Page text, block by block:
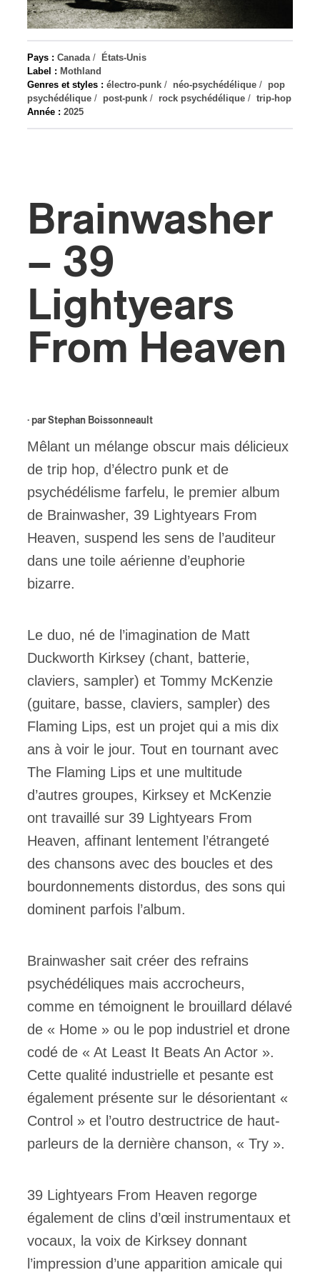
Pays : Canada/
États-Unis
Label : Mothland
Genres et styles : électro-punk / néo-psychédélique / pop
psychédélique / post-punk / rock psychédélique / trip-hop
Année : 2025
Brainwasher
– 39
Lightyears
From Heaven
· parStephan Boissonneault
Mêlant un mélange obscur mais délicieux
de trip hop, d’électro punk et de
psychédélisme farfelu, le premier album
de Brainwasher, 39 Lightyears From
Heaven, suspend les sens de l’auditeur
dans une toile aérienne d’euphorie
bizarre.
Le duo, né de l’imagination de Matt
Duckworth Kirksey (chant, batterie,
claviers, sampler) et Tommy McKenzie
(guitare, basse, claviers, sampler) des
Flaming Lips, est un projet qui a mis dix
ans à voir le jour. Tout en tournant avec
The Flaming Lips et une multitude
d’autres groupes, Kirksey et McKenzie
ont travaillé sur 39 Lightyears From
Heaven, affinant lentement l’étrangeté
des chansons avec des boucles et des
bourdonnements distordus, des sons qui
dominent parfois l’album.
Brainwasher sait créer des refrains
psychédéliques mais accrocheurs,
comme en témoignent le brouillard délavé
de « Home » ou le pop industriel et drone
codé de « At Least It Beats An Actor ».
Cette qualité industrielle et pesante est
également présente sur le désorientant «
Control » et l’outro destructrice de haut-
parleurs de la dernière chanson, « Try ».
39 Lightyears From Heaven regorge
également de clins d’œil instrumentaux et
vocaux, la voix de Kirksey donnant
l’impression d’une apparition amicale qui